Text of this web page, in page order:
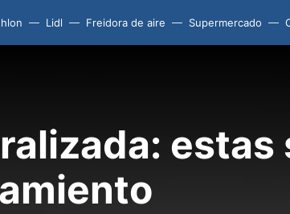
Lidl Freidora de aire Supermercado
estas